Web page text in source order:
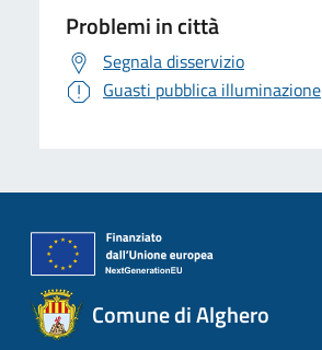
Problemi in città
Segnala disservizio
Guasti pubblica illuminazione
Comune di Alghero